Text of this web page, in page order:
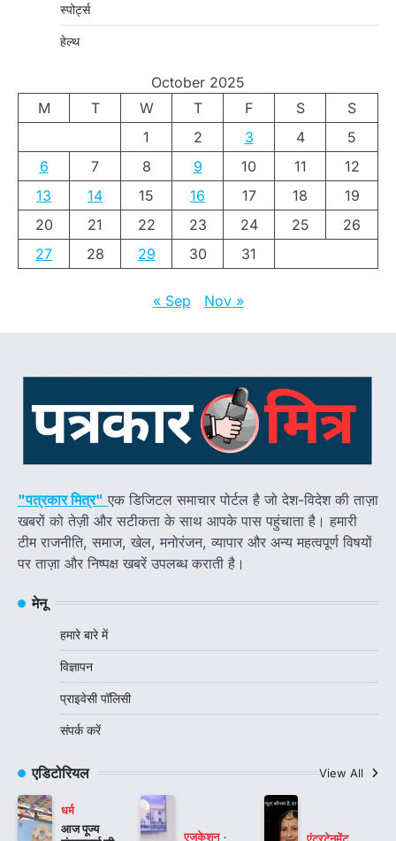
स्पोर्ट्स
हेल्थ
October 2025
M
T W T F S
S
1
2 3 4
5
6
7 8 9 10 11
12
13
14 15 16 17 18
19
20
21 22 23 24 25
26
27
28 29 30 31
« Sep Nov »
"पत्रकार मित्र" एक डिजिटल समाचार पोर्टल है जो देश-विदेश की ताज़ा
खबरों को तेज़ी और सटीकता के साथ आपके पास पहुंचाता है। हमारी
टीम राजनीति, समाज, खेल, मनोरंजन, व्यापार और अन्य महत्वपूर्ण विषयों
पर ताज़ा और निष्पक्ष खबरें उपलब्ध कराती है।
मेनू
हमारे बारे में
विज्ञापन
प्राइवेसी पॉलिसी
संपर्क करें
एडिटोरियल View All
धर्म
आज पूज्य
एजुकेशन